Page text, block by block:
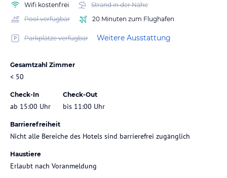
Wifi kostenfrei
Strand in der Nähe
Pool verfügbar
20 Minuten zum Flughafen
Parkplätze verfügbar Weitere Ausstattung
Gesamtzahl Zimmer
< 50
Check-In
ab 15:00 Uhr
Check-Out
bis 11:00 Uhr
Barrierefreiheit
Nicht alle Bereiche des Hotels sind barrierefrei zugänglich
Haustiere
Erlaubt nach Voranmeldung